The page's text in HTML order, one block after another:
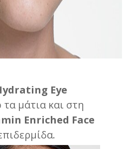
Eye
μάτια και στη
Enriched Face